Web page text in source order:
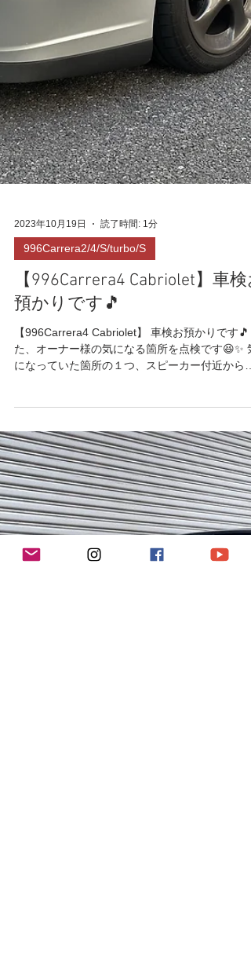
2023年10月19日 読了時間: 1分
996Carrera2/4/S/turbo/S
【996Carrera4 Cabriolet】車検
預かりです🎵
【996Carrera4 Cabriolet】 車検お預かりです🎵